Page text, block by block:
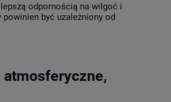
odpornością na wilgoć i
być uzależniony od